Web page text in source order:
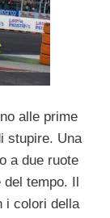
alle prime
stupire. Una
a due ruote
del tempo. Il
i colori della